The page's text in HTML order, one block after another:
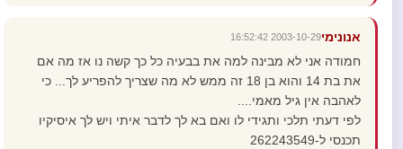
אנונימי2003-10-29 16:52:42
חמודה אני לא מבינה למה את בבעיה כל כך קשה נו אז מה אם
את בת 14 והוא בן 18 זה ממש לא מה שצריך להפריע לך... כי
לאהבה אין גיל מאמי....
לפי דעתי תלכי ותגידי לו ואם בא לך לדבר איתי ויש לך איסיקיו
תכנסי ל-262243549